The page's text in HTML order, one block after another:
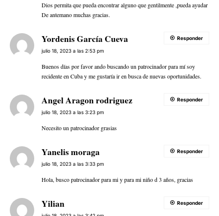
Dios permita que pueda encontrar alguno que gentilmente ,pueda ayudar
De antemano muchas gracias.
Yordenis García Cueva
julio 18, 2023 a las 2:53 pm
Buenos días por favor ando buscando un patrocinador para mí soy
recidente en Cuba y me gustaría ir en busca de nuevas oportunidades.
Responder
Angel Aragon rodriguez
julio 18, 2023 a las 3:23 pm
Necesito un patrocinador grasias
Responder
Yanelis moraga
julio 18, 2023 a las 3:33 pm
Hola, busco patrocinador para mi y para mi niño d 3 años, gracias
Responder
Yilian Responder